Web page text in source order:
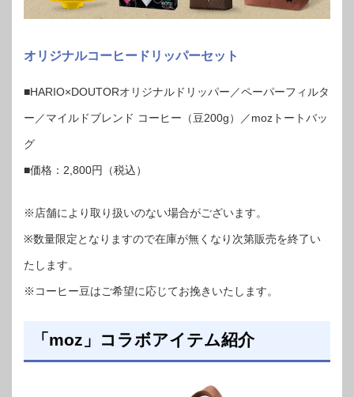
オリジナルコーヒードリッパーセット
■HARIO×DOUTORオリジナルドリッパー／ペーパーフィルタ
ー／マイルドブレンド コーヒー（豆200g）／mozトートバッ
グ
■価格：2,800円（税込）
※店舗により取り扱いのない場合がございます。
※数量限定となりますので在庫が無くなり次第販売を終了い
たします。
※コーヒー豆はご希望に応じてお挽きいたします。
「moz」コラボアイテム紹介